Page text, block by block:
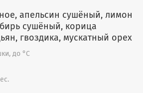
дольками
(цедра)
(дольки и цедра)
Органик (две штуки)
апельсин сушёный, лимон
сушёный, корица
гвоздика, мускатный орех
до °C